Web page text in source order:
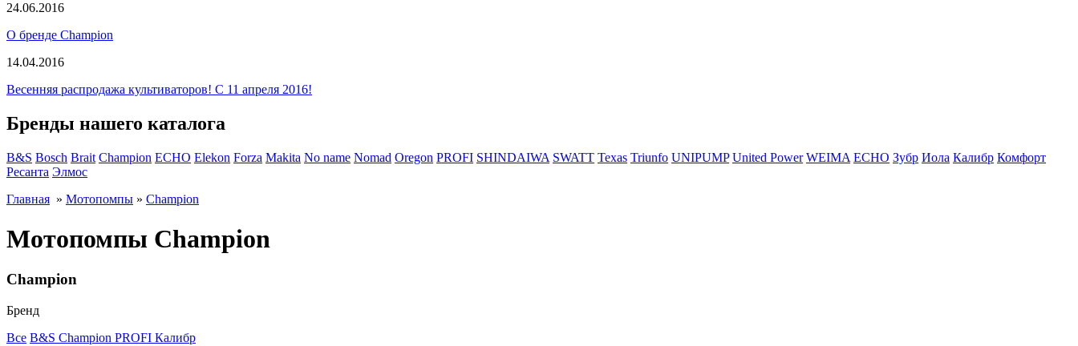
24.06.2016
О бренде Champion
14.04.2016
Весенняя распродажа культиваторов! С 11 апреля 2016!
Бренды нашего каталога
B&S Bosch Brait Champion ECHO Elekon Forza Makita No name Nomad Oregon PROFI SHINDAIWA SWATT Texas Triunfo UNIPUMP United Power WEIMA ЕСНО Зубр Иола Калибр Комфорт
Ресанта Элмос
Главная » Мотопомпы » Champion
Мотопомпы Champion
Champion
Бренд
Все B&S Champion PROFI Калибр